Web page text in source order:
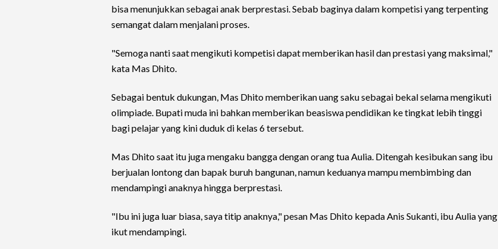
bisa menunjukkan sebagai anak berprestasi. Sebab baginya dalam kompetisi yang terpenting
semangat dalam menjalani proses.
"Semoga nanti saat mengikuti kompetisi dapat memberikan hasil dan prestasi yang maksimal,"
kata Mas Dhito.
Sebagai bentuk dukungan, Mas Dhito memberikan uang saku sebagai bekal selama mengikuti
olimpiade. Bupati muda ini bahkan memberikan beasiswa pendidikan ke tingkat lebih tinggi
bagi pelajar yang kini duduk di kelas 6 tersebut.
Mas Dhito saat itu juga mengaku bangga dengan orang tua Aulia. Ditengah kesibukan sang ibu
berjualan lontong dan bapak buruh bangunan, namun keduanya mampu membimbing dan
mendampingi anaknya hingga berprestasi.
"Ibu ini juga luar biasa, saya titip anaknya," pesan Mas Dhito kepada Anis Sukanti, ibu Aulia yang
ikut mendampingi.